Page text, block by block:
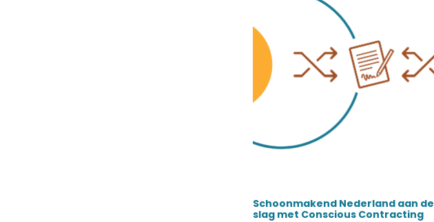
Schoonmakend Nederland aan de
slag met Conscious Contracting